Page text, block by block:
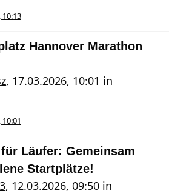
10:13
Hannover Marathon
, 17.03.2026, 10:01 in
Läufer: Gemeinsam
Startplätze!
, 12.03.2026, 09:50 in